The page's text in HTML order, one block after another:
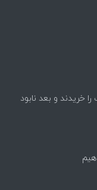
خریدند و بعد نابود